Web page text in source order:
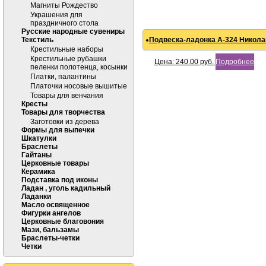
Магниты Рождество
Украшения для
праздничного стола
Русские народные сувениры
Текстиль
Крестильные наборы
Крестильные рубашки
пеленки полотенца, косынки
Платки, палантины
Платочки носовые вышитые
Товары для венчания
Кресты
Товары для творчества
Заготовки из дерева
Формы для выпечки
Шкатулки
Браслеты
Гайтаны
Церковные товары
Керамика
Подставка под иконы
Ладан , уголь кадильный
Ладанки
Масло освященное
Фигурки ангелов
Церковные благовония
Мази, бальзамы
Браслеты-четки
Четки
Подвеска-ладонка А-324
Цена: 240.00руб. Подробнее